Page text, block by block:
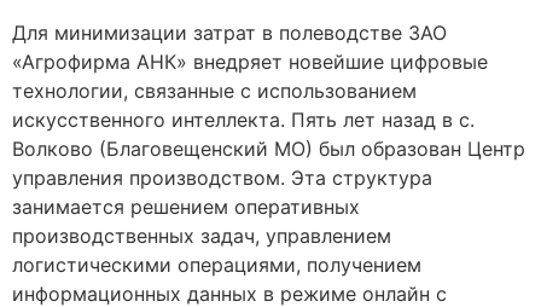
Для минимизации затрат в полеводстве ЗАО
«Агрофирма АНК» внедряет новейшие цифровые
технологии, связанные с использованием
искусственного интеллекта. Пять лет назад в с.
Волково (Благовещенский МО) был образован Центр
управления производством. Эта структура
занимается решением оперативных
производственных задач, управлением
логистическими операциями, получением
информационных данных в режиме онлайн с